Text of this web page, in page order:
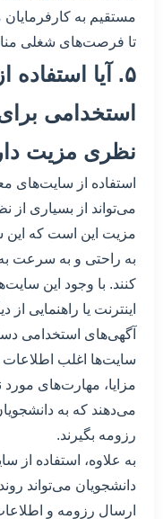
مستقیم به
تا فرصت‌های شغلی
۵. آیا
استخدامی
نظری مزیت
استفاده از سایت‌های
می‌تواند از بسیاری از
مزیت این است که این
به راحتی و به سرعت
کنند. با وجود این
اینترنت یا راهنمایی از
آگهی‌های استخدامی
سایت‌ها اغلب
مزایا، مهارت‌های مورد
می‌دهند که به
رزومه بگیرند.
به علاوه، استفاده از
دانشجویان می‌تواند
ارسال رزومه و